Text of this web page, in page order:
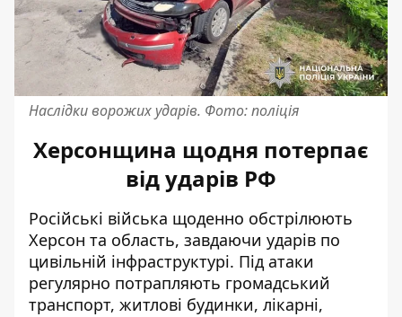
Наслідки ворожих ударів. Фото: поліція
Херсонщина щодня потерпає
від ударів РФ
Російські війська щоденно обстрілюють
Херсон та область, завдаючи ударів по
цивільній інфраструктурі. Під атаки
регулярно потрапляють громадський
транспорт, житлові будинки, лікарні,